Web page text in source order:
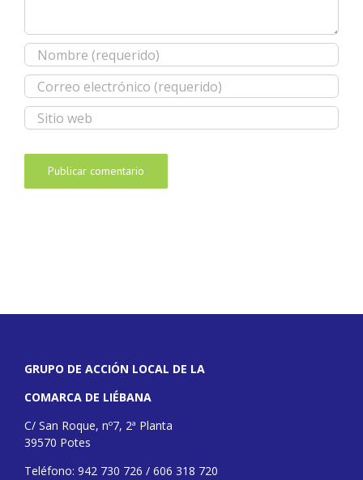
GRUPO DE ACCIÓN LOCAL DE LA
COMARCA DE LIÉBANA
C/ San Roque, nº7, 2ª Planta
39570 Potes
Teléfono: 942 730 726 / 606 318 720